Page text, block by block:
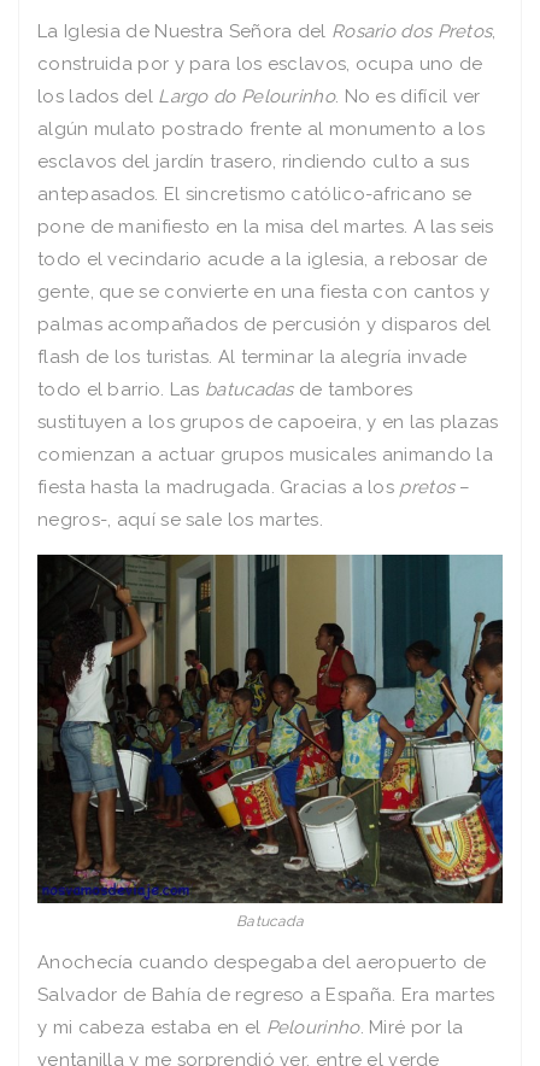
La Iglesia de Nuestra Señora del Rosario dos Pretos,
construida por y para los esclavos, ocupa uno de
los lados del Largo do Pelourinho. No es difícil ver
algún mulato postrado frente al monumento a los
esclavos del jardín trasero, rindiendo culto a sus
antepasados. El sincretismo católico-africano se
pone de manifiesto en la misa del martes. A las seis
todo el vecindario acude a la iglesia, a rebosar de
gente, que se convierte en una fiesta con cantos y
palmas acompañados de percusión y disparos del
flash de los turistas. Al terminar la alegría invade
todo el barrio. Las batucadasde tambores
sustituyen a los grupos de capoeira, y en las plazas
comienzan a actuar grupos musicales animando la
fiesta hasta la madrugada. Gracias a los pretos–
negros-, aquí se sale los martes.
Batucada
Anochecía cuando despegaba del aeropuerto de
Salvador de Bahía de regreso a España. Era martes
y mi cabeza estaba en el Pelourinho. Miré por la
ventanilla y me sorprendió ver, entre el verde